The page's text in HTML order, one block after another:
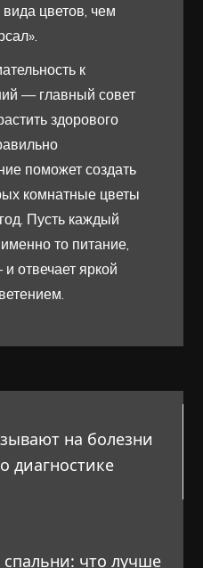
цветов, чем
к
— главный совет
здорового
поможет создать
комнатные цветы
Пусть каждый
то питание,
отвечает яркой
на болезни
диагностике
спальни: что лучше